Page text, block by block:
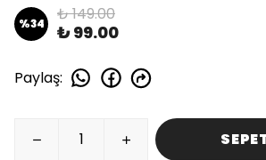
%34 ₺ 149.00
₺ 99.00
Paylaş: